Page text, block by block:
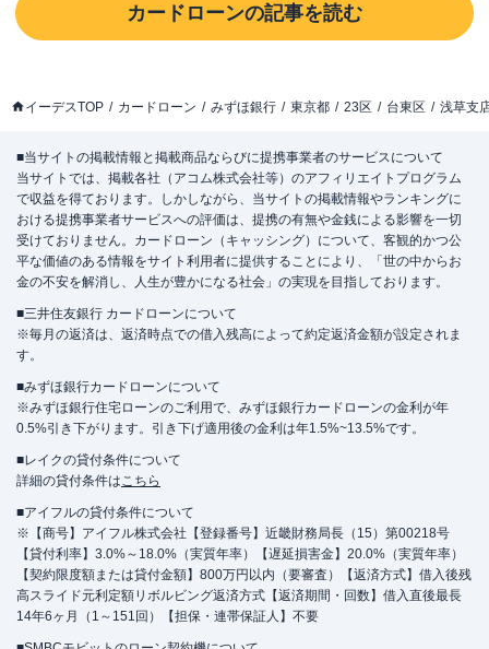
カードローンの記事を読む
イーデスTOP カードローン みずほ銀行 東京都 23区 台東区 浅草支
■当サイトの掲載情報と掲載商品ならびに提携事業者のサービスについて
当サイトでは、掲載各社（アコム株式会社等）のアフィリエイトプログラム
で収益を得ております。しかしながら、当サイトの掲載情報やランキングに
おける提携事業者サービスへの評価は、提携の有無や金銭による影響を一切
受けておりません。カードローン（キャッシング）について、客観的かつ公
平な価値のある情報をサイト利用者に提供することにより、「世の中からお
金の不安を解消し、人生が豊かになる社会」の実現を目指しております。
■三井住友銀行 カードローンについて
※毎月の返済は、返済時点での借入残高によって約定返済金額が設定されま
す。
■みずほ銀行カードローンについて
※みずほ銀行住宅ローンのご利用で、みずほ銀行カードローンの金利が年
0.5%引き下がります。引き下げ適用後の金利は年1.5%~13.5%です。
■レイクの貸付条件について
詳細の貸付条件はこちら
■アイフルの貸付条件について
※【商号】アイフル株式会社【登録番号】近畿財務局長（15）第00218号
【貸付利率】3.0%～18.0%（実質年率）【遅延損害金】20.0%（実質年率）
【契約限度額または貸付金額】800万円以内（要審査）【返済方式】借入後残
高スライド元利定額リボルビング返済方式【返済期間・回数】借入直後最長
14年6ヶ月（1～151回）【担保・連帯保証人】不要